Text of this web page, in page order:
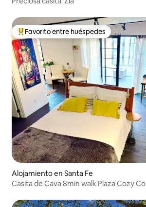
Favorito entre huéspedes preferido
Favorito entre huéspedes
Alojamiento en Santa Fe
Casita de Cava 8min walk Plaza Cozy